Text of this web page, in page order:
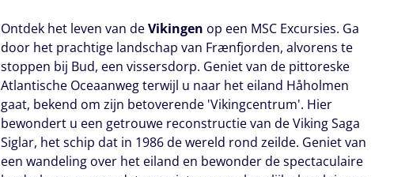
Ontdek het leven van deVikingen op een MSC Excursies. Ga
door het prachtige landschap van Frænfjorden, alvorens te
stoppen bij Bud, een vissersdorp. Geniet van de pittoreske
Atlantische Oceaanweg terwijl u naar het eiland Håholmen
gaat, bekend om zijn betoverende 'Vikingcentrum'. Hier
bewondert u een getrouwe reconstructie van de Viking Saga
Siglar, het schip dat in 1986 de wereld rond zeilde. Geniet van
een wandeling over het eiland en bewonder de spectaculaire